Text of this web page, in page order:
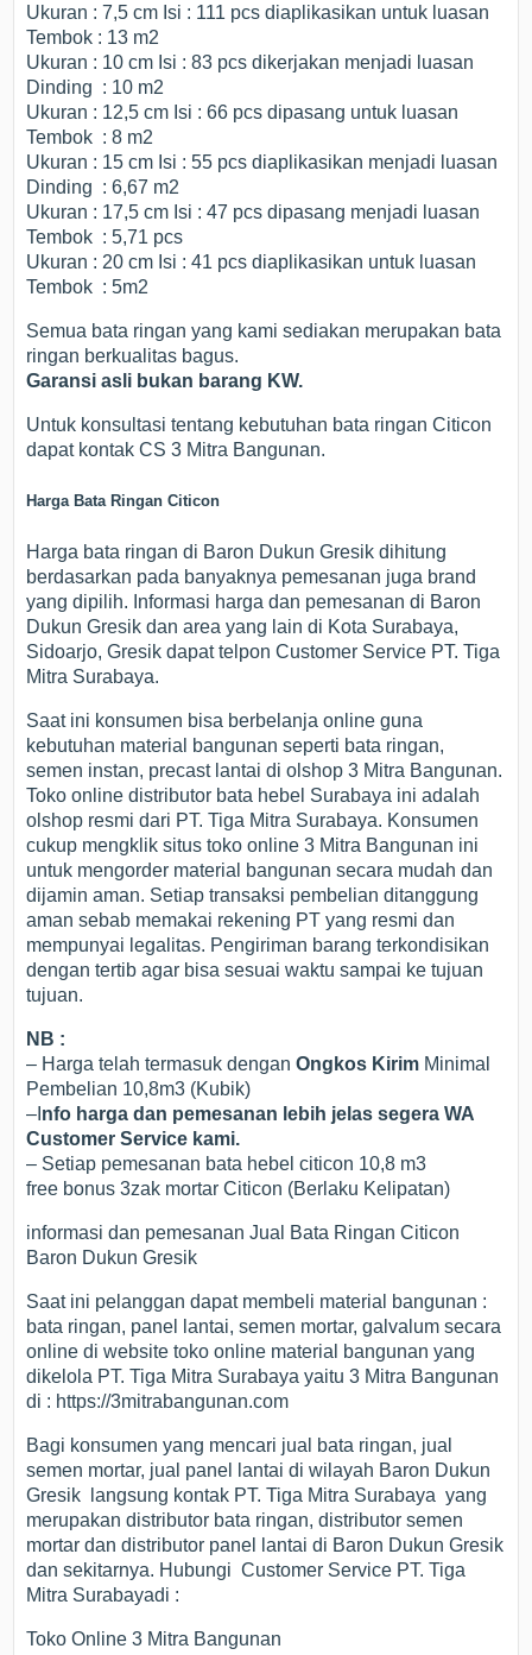
Ukuran : 7,5 cm Isi : 111 pcs diaplikasikan untuk luasan
Tembok : 13 m2
Ukuran : 10 cm Isi : 83 pcs dikerjakan menjadi luasan
Dinding : 10 m2
Ukuran : 12,5 cm Isi : 66 pcs dipasang untuk luasan
Tembok : 8 m2
Ukuran : 15 cm Isi : 55 pcs diaplikasikan menjadi luasan
Dinding : 6,67 m2
Ukuran : 17,5 cm Isi : 47 pcs dipasang menjadi luasan
Tembok : 5,71 pcs
Ukuran : 20 cm Isi : 41 pcs diaplikasikan untuk luasan
Tembok : 5m2
Semua bata ringan yang kami sediakan merupakan bata
ringan berkualitas bagus.
Garansi asli bukan barang KW.
Untuk konsultasi tentang kebutuhan bata ringan Citicon
dapat kontak CS 3 Mitra Bangunan.
Harga Bata Ringan Citicon
Harga bata ringan di Baron Dukun Gresik dihitung
berdasarkan pada banyaknya pemesanan juga brand
yang dipilih. Informasi harga dan pemesanan di Baron
Dukun Gresik dan area yang lain di Kota Surabaya,
Sidoarjo, Gresik dapat telpon Customer Service PT. Tiga
Mitra Surabaya.
Saat ini konsumen bisa berbelanja online guna
kebutuhan material bangunan seperti bata ringan,
semen instan, precast lantai di olshop 3 Mitra Bangunan.
Toko online distributor bata hebel Surabaya ini adalah
olshop resmi dari PT. Tiga Mitra Surabaya. Konsumen
cukup mengklik situs toko online 3 Mitra Bangunan ini
untuk mengorder material bangunan secara mudah dan
dijamin aman. Setiap transaksi pembelian ditanggung
aman sebab memakai rekening PT yang resmi dan
mempunyai legalitas. Pengiriman barang terkondisikan
dengan tertib agar bisa sesuai waktu sampai ke tujuan
tujuan.
NB :
– Harga telah termasuk denganOngkos Kirim Minimal
Pembelian 10,8m3 (Kubik)
–I nfo harga dan pemesanan lebih jelas segera WA
Customer Service kami.
– Setiap pemesanan bata hebel citicon 10,8 m3
free bonus 3zak mortar Citicon (Berlaku Kelipatan)
informasi dan pemesanan Jual Bata Ringan Citicon
Baron Dukun Gresik
Saat ini pelanggan dapat membeli material bangunan :
bata ringan, panel lantai, semen mortar, galvalum secara
online di website toko online material bangunan yang
dikelola PT. Tiga Mitra Surabaya yaitu 3 Mitra Bangunan
di : https://3mitrabangunan.com
Bagi konsumen yang mencari jual bata ringan, jual
semen mortar, jual panel lantai di wilayah Baron Dukun
Gresik langsung kontak PT. Tiga Mitra Surabaya yang
merupakan distributor bata ringan, distributor semen
mortar dan distributor panel lantai di Baron Dukun Gresik
dan sekitarnya. Hubungi Customer Service PT. Tiga
Mitra Surabayadi :
Toko Online 3 Mitra Bangunan